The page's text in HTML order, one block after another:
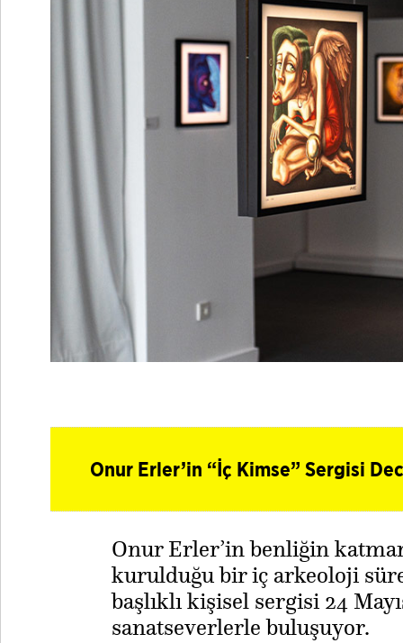
Onur Erler’in “İç Kimse” Sergisi
Onur Erler’in benliğin
kurulduğu bir iç arkeoloji
başlıklı kişisel sergisi 24
sanatseverlerle buluşuyor.